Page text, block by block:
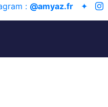
: @amyaz.fr ✦